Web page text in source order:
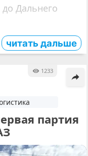
Дальнего
читать дальше
1233
партия